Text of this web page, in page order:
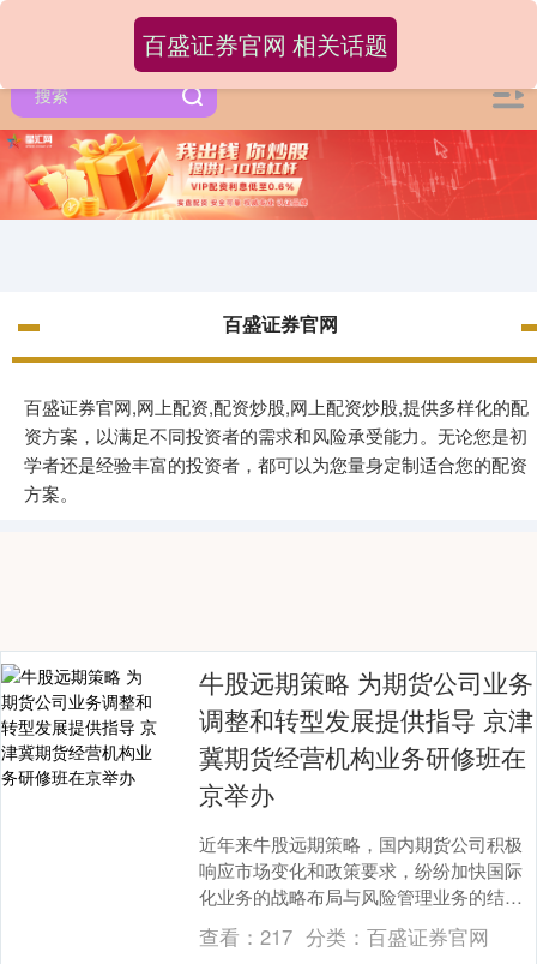
百盛证券官网
百盛证券官网,网上配资,配资炒股,网上配资炒股,提供多样化的配
资方案，以满足不同投资者的需求和风险承受能力。无论您是初
学者还是经验丰富的投资者，都可以为您量身定制适合您的配资
方案。
百盛证券官网 相关话题
牛股远期策略 为期货公司业务
调整和转型发展提供指导 京津
冀期货经营机构业务研修班在
京举办
近年来牛股远期策略，国内期货公司积极
响应市场变化和政策要求，纷纷加快国际
化业务的战略布局与风险管理业务的结构
调整，逐步构建起独具特色的竞争优势。6
月12日，为了....
查看：217 分类： 百盛证券官网